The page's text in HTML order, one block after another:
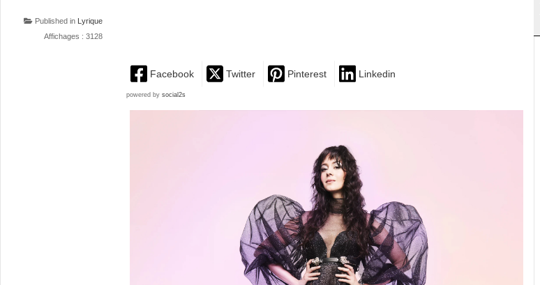
Published in
Lyrique
Affichages : 3128
Facebook Twitter Pinterest Linkedin
powered by social2s